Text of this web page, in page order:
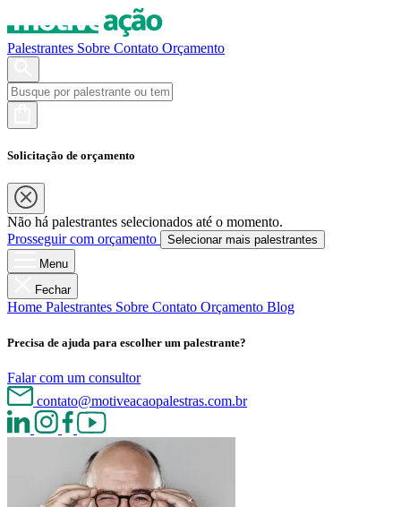
Palestrantes Sobre Contato Orçamento
Solicitação de orçamento
Não há palestrantes selecionados até o momento.
Prosseguir com orçamento
Selecionar mais palestrantes
Menu
Fechar
Home Palestrantes Sobre Contato Orçamento Blog
Precisa de ajuda para escolher um palestrante?
Falar com um consultor
contato@motiveacaopalestras.com.br